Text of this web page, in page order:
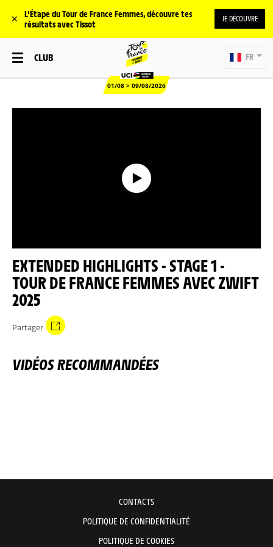
✕
L'Étape du Tour de France Femmes, découvre tes
résultats avec Tissot
JE DÉCOUVRE
CLUB
01/08 > 09/08/2026
FR
EXTENDED HIGHLIGHTS - STAGE 1 -
TOUR DE FRANCE FEMMES AVEC ZWIFT
2025
Partager
VIDÉOS RECOMMANDÉES
CONTACTS
POLITIQUE DE CONFIDENTIALITÉ
POLITIQUE DE COOKIES